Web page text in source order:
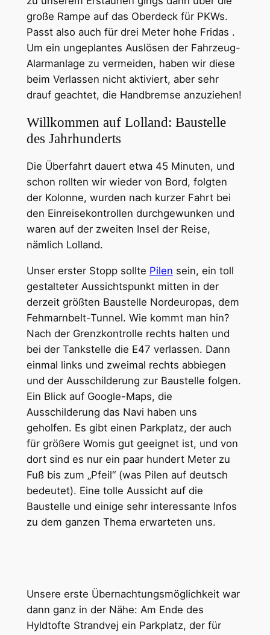
große Rampe auf das Oberdeck für PKWs.
Passt also auch für drei Meter hohe Fridas .
Um ein ungeplantes Auslösen der Fahrzeug-
Alarmanlage zu vermeiden, haben wir diese
beim Verlassen nicht aktiviert, aber sehr
drauf geachtet, die Handbremse anzuziehen!
Willkommen auf Lolland: Baustelle
des Jahrhunderts
Die Überfahrt dauert etwa 45 Minuten, und
schon rollten wir wieder von Bord, folgten
der Kolonne, wurden nach kurzer Fahrt bei
den Einreisekontrollen durchgewunken und
waren auf der zweiten Insel der Reise,
nämlich Lolland.
Unser erster Stopp sollte Pilen sein, ein toll
gestalteter Aussichtspunkt mitten in der
derzeit größten Baustelle Nordeuropas, dem
Fehmarnbelt-Tunnel. Wie kommt man hin?
Nach der Grenzkontrolle rechts halten und
bei der Tankstelle die E47 verlassen. Dann
einmal links und zweimal rechts abbiegen
und der Ausschilderung zur Baustelle folgen.
Ein Blick auf Google-Maps, die
Ausschilderung das Navi haben uns
geholfen. Es gibt einen Parkplatz, der auch
für größere Womis gut geeignet ist, und von
dort sind es nur ein paar hundert Meter zu
Fuß bis zum „Pfeil“ (was Pilen auf deutsch
bedeutet). Eine tolle Aussicht auf die
Baustelle und einige sehr interessante Infos
zu dem ganzen Thema erwarteten uns.
Unsere erste Übernachtungsmöglichkeit war
dann ganz in der Nähe: Am Ende des
Hyldtofte Strandvej ein Parkplatz, der für